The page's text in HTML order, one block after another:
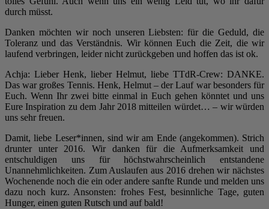
durch müsst.
Danken möchten wir noch unseren Liebsten: für die Geduld, die
Toleranz und das Verständnis. Wir können Euch die Zeit, die wir
laufend verbringen, leider nicht zurückgeben und hoffen das ist ok.
Achja: Lieber Henk, lieber Helmut, liebe TTdR-Crew: DANKE.
Das war großes Tennis. Henk, Helmut – der Lauf war besonders für
Euch. Wenn Ihr zwei bitte einmal in Euch gehen könntet und uns
Eure Inspiration zu dem Jahr 2018 mitteilen würdet… – wir würden
uns sehr freuen.
Damit, liebe Leser*innen, sind wir am Ende (angekommen). Strich
drunter unter 2016. Wir danken für die Aufmerksamkeit und
entschuldigen uns für höchstwahrscheinlich entstandene
Unannehmlichkeiten. Zum Auslaufen aus 2016 drehen wir nächstes
Wochenende noch die ein oder andere sanfte Runde und melden uns
dazu noch kurz. Ansonsten: frohes Fest, besinnliche Tage, guten
Hunger, einen guten Rutsch und auf bald!